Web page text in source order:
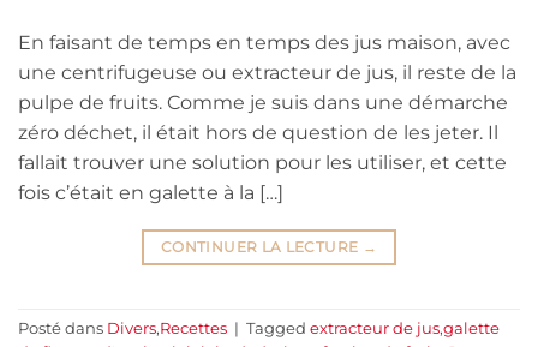
En faisant de temps en temps des jus maison, avec
une centrifugeuse ou extracteur de jus, il reste de la
pulpe de fruits. Comme je suis dans une démarche
zéro déchet, il était hors de question de les jeter. Il
fallait trouver une solution pour les utiliser, et cette
fois c’était en galette à la […]
CONTINUER LA LECTURE →
Posté dans Divers,Recettes | Tagged extracteur de jus,galette